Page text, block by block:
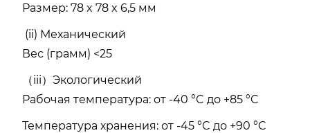
Размер: 78 x 78 x 6,5 мм
(ii) Механический
Вес (грамм) <25
（iii）Экологический
Рабочая температура: от -40 °C до +85 °C
Температура хранения: от -45 °C до +90 °C